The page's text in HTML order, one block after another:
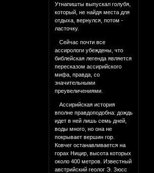
Утнапишты выпускал голубя,
который, не найдя места для
отдыха, вернулся, потом -
ласточку.
Сейчас почти все
ассирологи убеждены, что
библейская легенда является
пересказом ассирийского
мифа, правда, со
значительными
преувеличениями.
Ассирийская история
вполне правдоподобна: дождь
идет в ней лишь семь дней,
воды много, но она не
покрывает вершин гор.
Ковчег останавливается на
горах Ницир, высота которых
около 400 метров. Известный
австрийский геолог Э. Зюсс